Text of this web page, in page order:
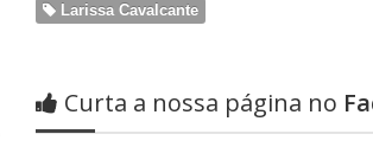
Larissa Cavalcante
Curta a nossa página no